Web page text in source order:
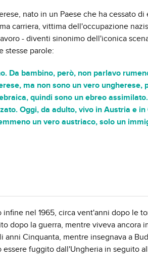
nato in un Paese che ha cessato
carriera, vittima dell'occupazione
- diventi sinonimo dell'iconica
stesse parole:
Da bambino, però, non parlavo
ma non sono un vero ungherese,
quindi sono un ebreo
Oggi, da adulto, vivo in Austria e
un vero austriaco, solo un
nel 1965, circa vent'anni dopo le
dopo la guerra, mentre viveva ancora
Cinquanta, mentre insegnava a
fuggito dall'Ungheria in seguito